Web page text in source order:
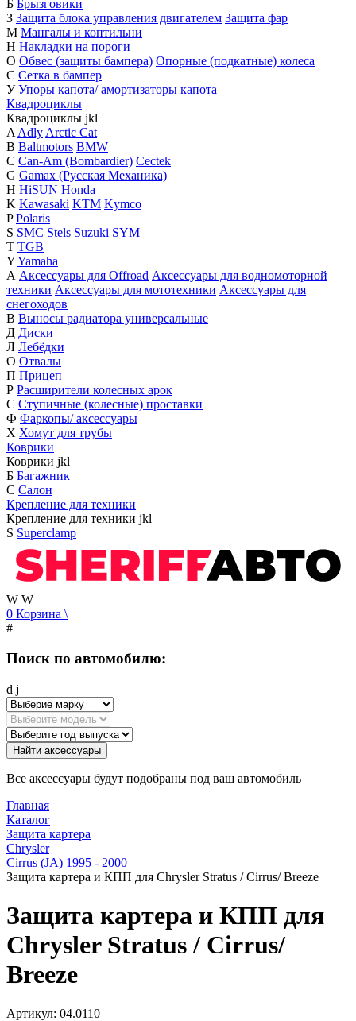
Б Брызговики
З Защита блока управления двигателем Защита фар
М Мангалы и коптильни
Н Накладки на пороги
О Обвес (защиты бампера) Опорные (подкатные) колеса
С Сетка в бампер
У Упоры капота/ амортизаторы капота
Квадроциклы
Квадроциклы jkl
A Adly Arctic Cat
B Baltmotors BMW
C Can-Am (Bombardier) Cectek
G Gamax (Русская Механика)
H HiSUN Honda
K Kawasaki KTM Kymco
P Polaris
S SMC Stels Suzuki SYM
T TGB
YYamaha
А Аксессуары для Offroad Аксессуары для водномоторной
техники Аксессуары для мототехники Аксессуары для
снегоходов
В Выносы радиатора универсальные
Д Диски
Л Лебёдки
О Отвалы
П Прицеп
Р Расширители колесных арок
С Ступичные (колесные) проставки
Ф Фаркопы/ аксессуары
Х Хомут для трубы
Коврики
Коврики jkl
Б Багажник
С Салон
Крепление для техники
Крепление для техники jkl
S Superclamp
W W
0 Корзина \
#
Поиск по автомобилю:
d j
Найти аксессуары
Все аксессуары будут подобраны под ваш автомобиль
Главная
Каталог
Защита картера
Chrysler
Cirrus (JA) 1995 - 2000
Защита картера и КПП для Chrysler Stratus / Cirrus/ Breeze
Защита картера и КПП для
Chrysler Stratus / Cirrus/
Breeze
Артикул: 04.0110